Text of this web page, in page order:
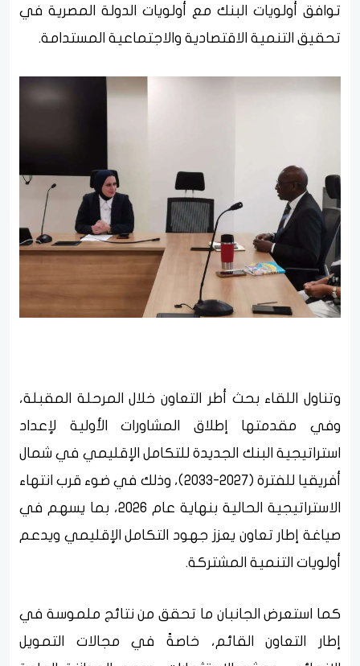
توافق أولويات البنك مع أولويات الدولة المصرية في
تحقيق التنمية الاقتصادية والاجتماعية المستدامة.
وتناول اللقاء بحث أطر التعاون خلال المرحلة المقبلة،
وفي مقدمتها إطلاق المشاورات الأولية لإعداد
استراتيجية البنك الجديدة للتكامل الإقليمي في شمال
أفريقيا للفترة (2027-2033)، وذلك في ضوء قرب انتهاء
الاستراتيجية الحالية بنهاية عام 2026، بما يسهم في
صياغة إطار تعاون يعزز جهود التكامل الإقليمي ويدعم
أولويات التنمية المشتركة.
كما استعرض الجانبان ما تحقق من نتائج ملموسة في
إطار التعاون القائم، خاصةً في مجالات التمويل